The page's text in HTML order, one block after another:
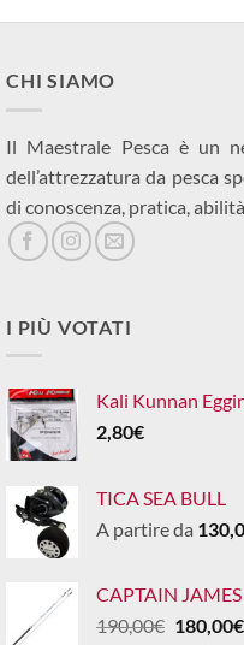
CHI SIAMO
Il Maestrale Pesca è un
dell’attrezzatura da pesca
di conoscenza, pratica,
I PIÙ VOTATI
Kali Kunnan
2,80€
TICA SEA BULL
A partire da
CAPTAIN
190,00€ Il
180,00€Il